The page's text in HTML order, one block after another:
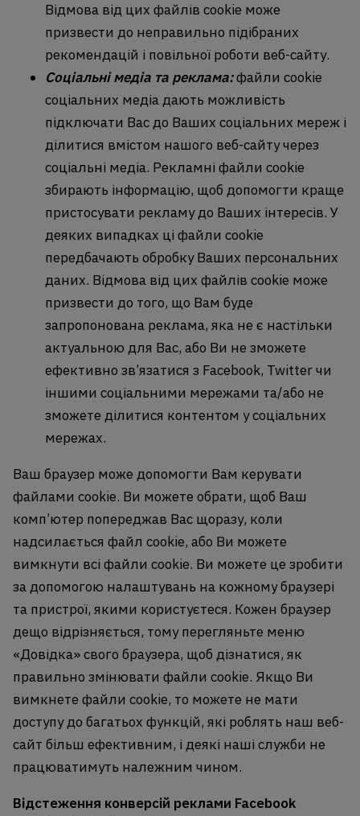
Відмова від цих файлів cookie може
призвести до неправильно підібраних
рекомендацій і повільної роботи веб-сайту.
Соціальні медіа та реклама:файли cookie
соціальних медіа дають можливість
підключати Вас до Ваших соціальних мереж і
ділитися вмістом нашого веб-сайту через
соціальні медіа. Рекламні файли cookie
збирають інформацію, щоб допомогти краще
пристосувати рекламу до Ваших інтересів. У
деяких випадках ці файли cookie
передбачають обробку Ваших персональних
даних. Відмова від цих файлів cookie може
призвести до того, що Вам буде
запропонована реклама, яка не є настільки
актуальною для Вас, або Ви не зможете
ефективно зв’язатися з Facebook, Twitter чи
іншими соціальними мережами та/або не
зможете ділитися контентом у соціальних
мережах.
Ваш браузер може допомогти Вам керувати
файлами cookie. Ви можете обрати, щоб Ваш
комп’ютер попереджав Вас щоразу, коли
надсилається файл cookie, або Ви можете
вимкнути всі файли cookie. Ви можете це зробити
за допомогою налаштувань на кожному браузері
та пристрої, якими користуєтеся. Кожен браузер
дещо відрізняється, тому перегляньте меню
«Довідка» свого браузера, щоб дізнатися, як
правильно змінювати файли cookie. Якщо Ви
вимкнете файли cookie, то можете не мати
доступу до багатьох функцій, які роблять наш веб-
сайт більш ефективним, і деякі наші служби не
працюватимуть належним чином.
Відстеження конверсій реклами Facebook